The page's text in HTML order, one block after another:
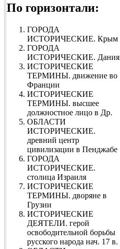
По горизонтали:
ГОРОДА
ИСТОРИЧЕСКИЕ. Крым
ГОРОДА
ИСТОРИЧЕСКИЕ. Дания
ИСТОРИЧЕСКИЕ
ТЕРМИНЫ. движение во
Франции
ИСТОРИЧЕСКИЕ
ТЕРМИНЫ. высшее
должностное лицо в Др.
ОБЛАСТИ
ИСТОРИЧЕСКИЕ.
древний центр
цивилизации в Пенджабе
ГОРОДА
ИСТОРИЧЕСКИЕ.
столица Израиля
ИСТОРИЧЕСКИЕ
ТЕРМИНЫ. дворяне в
Грузии
ИСТОРИЧЕСКИЕ
ДЕЯТЕЛИ. герой
освободительной борьбы
русского народа нач. 17 в.